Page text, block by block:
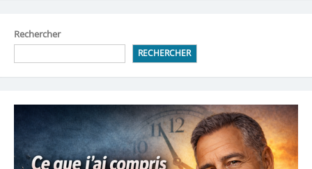
Rechercher
RECHERCHER